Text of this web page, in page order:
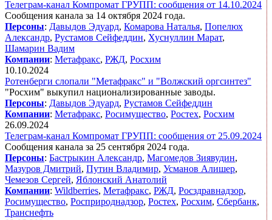
Телеграм-канал Компромат ГРУПП: сообщения от 14.10.2024
Сообщения канала за 14 октября 2024 года.
Персоны: Давыдов Эдуард, Комарова Наталья, Попелюх
Александр, Рустамов Сейфеддин, Хуснуллин Марат,
Шамарин Вадим
Компании: Метафракс, РЖД, Росхим
10.10.2024
Ротенберги слопали "Метафракс" и "Волжский оргсинтез"
"Росхим" выкупил национализированные заводы.
Персоны: Давыдов Эдуард, Рустамов Сейфеддин
Компании: Метафракс, Росимущество, Ростех, Росхим
26.09.2024
Телеграм-канал Компромат ГРУПП: сообщения от 25.09.2024
Сообщения канала за 25 сентября 2024 года.
Персоны: Бастрыкин Александр, Магомедов Зиявудин,
Мазуров Дмитрий, Путин Владимир, Усманов Алишер,
Чемезов Сергей, Яблонский Анатолий
Компании: Wildberries, Метафракс, РЖД, Росздравнадзор,
Росимущество, Росприроднадзор, Ростех, Росхим, Сбербанк,
Транснефть